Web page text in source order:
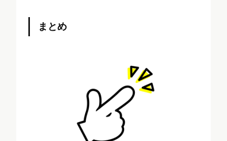
まとめ